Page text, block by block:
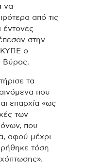
να
από τις
έντονες
στην
ΚΥΠΕ ο
Βύρας.
τα
που
επαρχία «ως
των
που
αφού μέχρι
τόση